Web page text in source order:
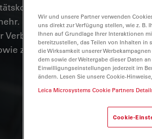
Materialanalyse,
Sie erhalten wertvolle
Verbesserung der Präzision und
zur präzisen pathologischen
Wir und unsere Partner verwenden
uns direkt zur Verfügung stellen, wie z. B.
Ihnen auf Grundlage Ihrer Interaktionen
bereitzustellen, das Teilen von Inhalten
die Wirksamkeit unserer
dem sowie der Weitergabe dieser Daten
Einwilligungseinstellungen jederzeit im
ändern. Lesen Sie unsere Cookie-
Leica Microsystems Cookie Partners
Cookie-